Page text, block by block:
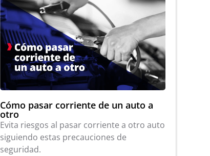
Cómo pasar corriente de un auto a
otro
Evita riesgos al pasar corriente a otro auto
siguiendo estas precauciones de
seguridad.